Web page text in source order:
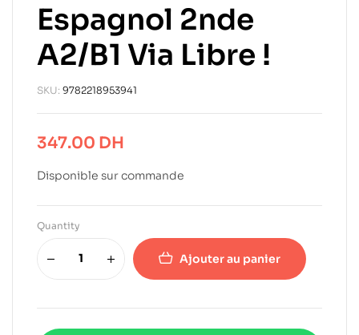
Espagnol 2nde
A2/B1 Via Libre !
SKU: 9782218953941
347.00 DH
Disponible sur commande
Quantity
Ajouter au panier